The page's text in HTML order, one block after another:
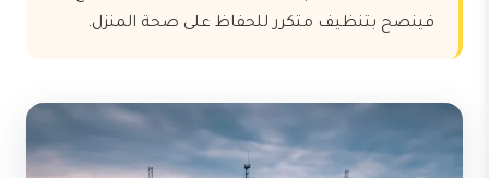
فينصح بتنظيف متكرر للحفاظ على صحة المنزل.